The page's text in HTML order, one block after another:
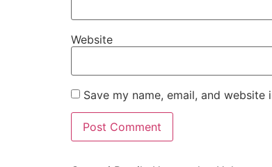
Website
Save my name, email, and